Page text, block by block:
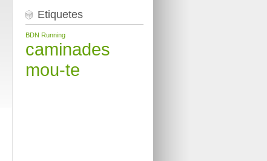
Etiquetes
BDN Running
caminades
mou-te